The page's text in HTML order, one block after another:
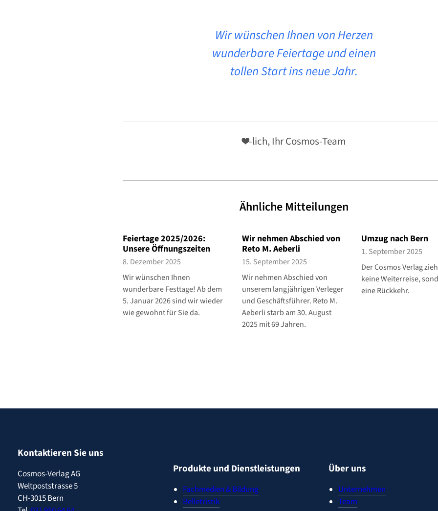
Wir wünschen Ihnen von Herzen
wunderbare Feiertage und einen
tollen Start ins neue Jahr.
❤-lich, Ihr Cosmos-Team
Ähnliche Mitteilungen
Feiertage 2025/2026:
Unsere Öffnungszeiten
8. Dezember 2025
Wir wünschen Ihnen
wunderbare Festtage! Ab dem
5. Januar 2026 sind wir wieder
wie gewohnt für Sie da.
Wir nehmen Abschied von
Reto M. Aeberli
15. September 2025
Wir nehmen Abschied von
unserem langjährigen Verleger
und Geschäftsführer. Reto M.
Aeberli starb am 30. August
2025 mit 69 Jahren.
Umzug nach Bern
1. September 2025
Der Cosmos Verlag
keine Weiterreise,
eine Rückkehr.
Kontaktieren Sie uns
Cosmos-Verlag AG
Weltpoststrasse 5
CH-3015 Bern
Produkte und Dienstleistungen
Fachmedien & Bildung
Belletristik
Über uns
Unternehmen
Team